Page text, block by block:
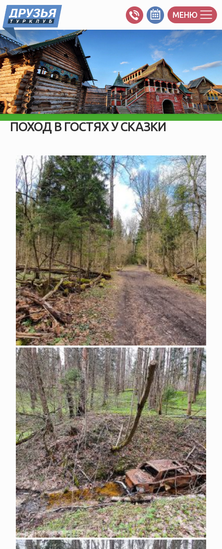
МЕНЮ
ПОХОД В ГОСТЯХ У СКАЗКИ